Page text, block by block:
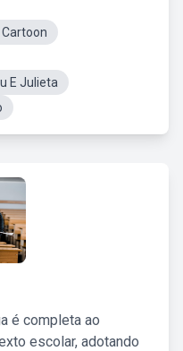
E Julieta
é completa ao
escolar, adotando